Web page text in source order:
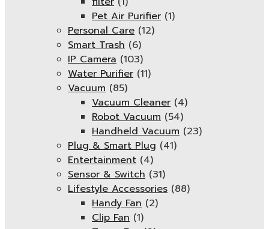
Pet Air Purifier (1)
Personal Care (12)
Smart Trash (6)
IP Camera (103)
Water Purifier (11)
Vacuum (85)
Vacuum Cleaner (4)
Robot Vacuum (54)
Handheld Vacuum (23)
Plug & Smart Plug (41)
Entertainment (4)
Sensor & Switch (31)
Lifestyle Accessories (88)
Handy Fan (2)
Clip Fan (1)